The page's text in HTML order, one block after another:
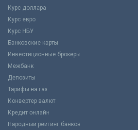
Курс доллара
Курс евро
Курс НБУ
Банковские карты
Инвестиционные брокеры
Межбанк
Депозиты
Тарифы на газ
Конвертер валют
Кредит онлайн
Народный рейтинг банков